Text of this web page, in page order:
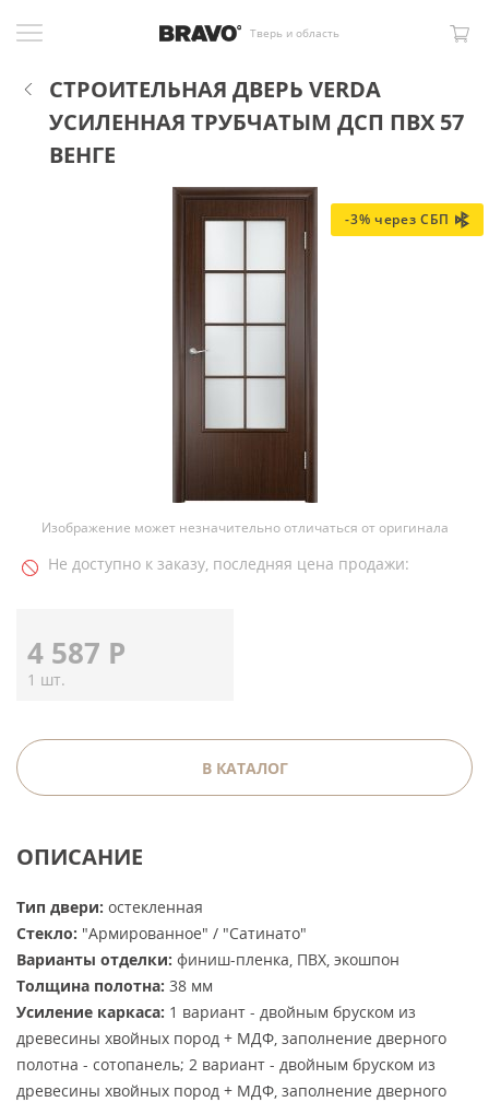
Тверь и область
СТРОИТЕЛЬНАЯ ДВЕРЬ VERDA
УСИЛЕННАЯ ТРУБЧАТЫМ ДСП ПВХ 57
ВЕНГЕ
-3% через СБП
Изображение может незначительно отличаться от оригинала
Не доступно к заказу, последняя цена продажи:
4 587 Р
1 шт.
В КАТАЛОГ
ОПИСАНИЕ
Тип двери: остекленная
Стекло: "Армированное" / "Сатинато"
Варианты отделки: финиш-пленка, ПВХ, экошпон
Толщина полотна: 38 мм
Усиление каркаса: 1 вариант - двойным бруском из
древесины хвойных пород + МДФ, заполнение дверного
полотна - сотопанель; 2 вариант - двойным бруском из
древесины хвойных пород + МДФ, заполнение дверного